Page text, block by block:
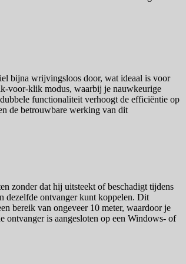
bijna wrijvingsloos door, wat ideaal is voor
voor-klik modus, waarbij je nauwkeurige
functionaliteit verhoogt de efficiëntie op
de betrouwbare werking van dit
zonder dat hij uitsteekt of beschadigt tijdens
dezelfde ontvanger kunt koppelen. Dit
bereik van ongeveer 10 meter, waardoor je
ontvanger is aangesloten op een Windows- of